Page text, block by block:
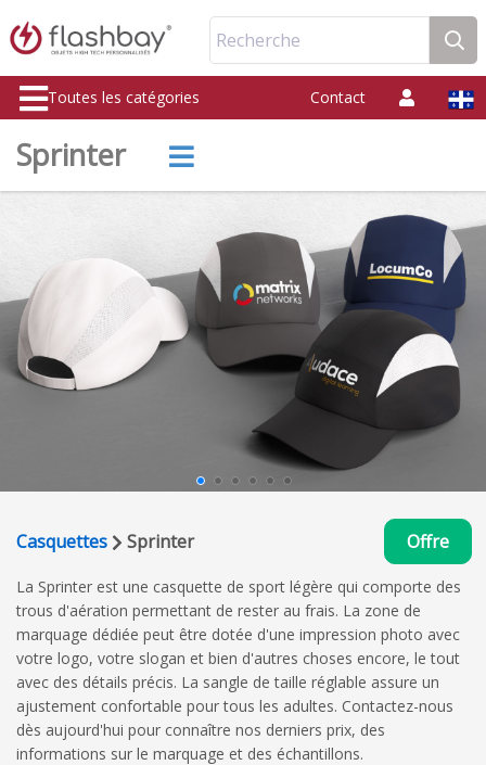
Recherche
Toutes les catégories Contact
Sprinter
Casquettes Sprinter Offre
La Sprinter est une casquette de sport légère qui comporte des
trous d'aération permettant de rester au frais. La zone de
marquage dédiée peut être dotée d'une impression photo avec
votre logo, votre slogan et bien d'autres choses encore, le tout
avec des détails précis. La sangle de taille réglable assure un
ajustement confortable pour tous les adultes. Contactez-nous
dès aujourd'hui pour connaître nos derniers prix, des
informations sur le marquage et des échantillons.